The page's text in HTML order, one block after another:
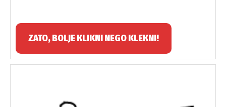
ZATO, BOLJE KLIKNI NEGO KLEKNI!